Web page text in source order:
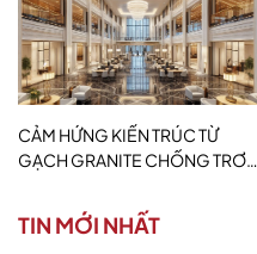
CẢM HỨNG KIẾN TRÚC TỪ
GẠCH GRANITE CHỐNG TRƠN
TRẢI NGHIỆM
TIN MỚI NHẤT